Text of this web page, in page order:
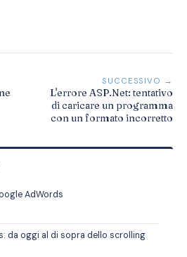
SUCCESSIVO →
L'errore ASP.Net: tentativo
di caricare un programma
con un formato incorretto
AdWords
da oggi al di sopra dello scrolling